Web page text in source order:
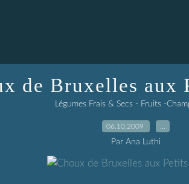
de Bruxelles aux
Légumes Frais & Secs - Fruits -
06.10.2009
Par Ana Luthi